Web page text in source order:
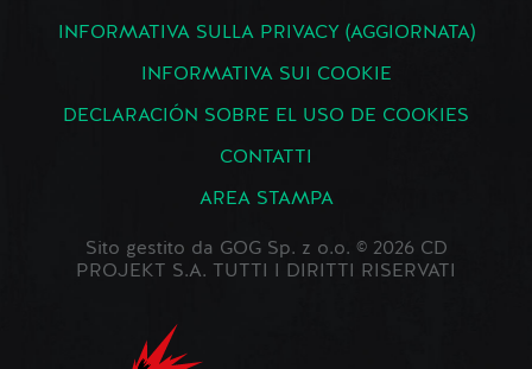
INFORMATIVA SULLA PRIVACY (AGGIORNATA)
INFORMATIVA SUI COOKIE
DECLARACIÓN SOBRE EL USO DE COOKIES
CONTATTI
AREA STAMPA
Sito gestito da GOG Sp. z o.o. © 2026 CD
PROJEKT S.A. TUTTI I DIRITTI RISERVATI